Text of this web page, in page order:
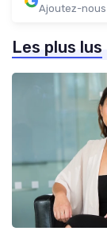
Ajoutez-nous
Les plus lus